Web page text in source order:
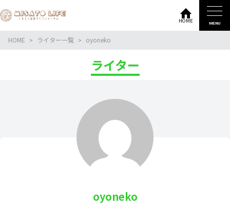
HOME MENU
HOME ライター一覧 oyoneko
ライター
oyoneko